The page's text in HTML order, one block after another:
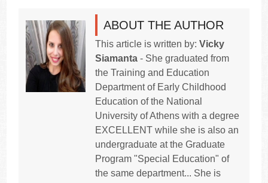
ABOUT THE AUTHOR
This article is written by:Vicky
Siamanta - She graduated from
the Training and Education
Department of Early Childhood
Education of the National
University of Athens with a degree
EXCELLENT while she is also an
undergraduate at the Graduate
Program "Special Education" of
the same department... She is